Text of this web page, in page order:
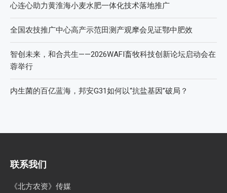
心连心助力黄淮海小麦水肥一体化技术落地推广
全国农技推广中心高产示范田测产观摩会见证鄂中肥效
智创未来，和合共生——2026WAFI畜牧科技创新论坛启动会在
蓉举行
内生菌的百亿蓝海，邦安G31如何以“抗盐基因”破局？
联系我们
《北方农资》传媒